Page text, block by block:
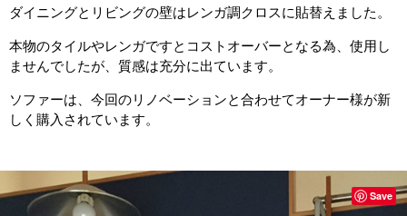
ダイニングとリビングの壁はレンガ調クロスに貼替えました。
本物のタイルやレンガですとコストオーバーとなる為、使用し
ませんでしたが、質感は充分に出ています。
ソファーは、今回のリノベーションと合わせてオーナー様が新
しく購入されています。
Save